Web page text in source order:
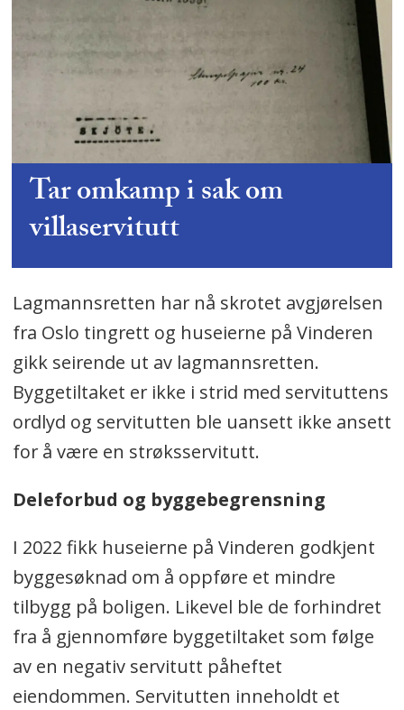
Tar omkamp i sak om
villaservitutt
Lagmannsretten har nå skrotet avgjørelsen
fra Oslo tingrett og huseierne på Vinderen
gikk seirende ut av lagmannsretten.
Byggetiltaket er ikke i strid med servituttens
ordlyd og servitutten ble uansett ikke ansett
for å være en strøksservitutt.
Deleforbud og byggebegrensning
I 2022 fikk huseierne på Vinderen godkjent
byggesøknad om å oppføre et mindre
tilbygg på boligen. Likevel ble de forhindret
fra å gjennomføre byggetiltaket som følge
av en negativ servitutt påheftet
eiendommen. Servitutten inneholdt et